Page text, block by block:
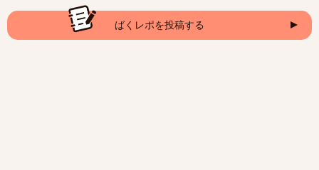
ばくレポを投稿する